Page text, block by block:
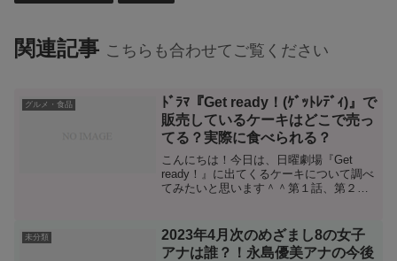
関連記事 こちらも合わせてご覧ください
グルメ・食品
ﾄﾞﾗﾏ『Get ready！(ｹﾞｯﾄﾚﾃﾞｨ)』で
販売しているケーキはどこで売っ
てる？実際に食べられる？
こんにちは！今日は、日曜劇場『Get
ready！』に出てくるケーキについて調べ
てみたいと思います＾＾第１話、第２話
がケーキ屋に扮して営んでいる所で出て
きます。エー...
未分類
2023年4月次のめざまし8の女子
アナは誰？！永島優美アナの今後